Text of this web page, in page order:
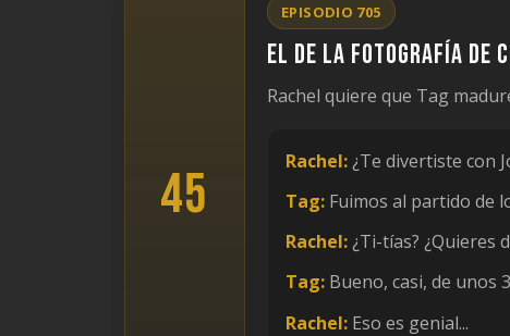
45
EPISODIO 705
El de la fotografía de
Rachel quiere que Tag
Rachel: ¿Te divertiste con
Tag: Fuimos al partido de
Rachel: ¿Ti-tías? ¿Quieres
Tag: Bueno, casi, de unos
Rachel: Eso es genial...